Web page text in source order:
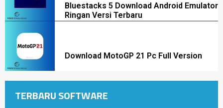
Bluestacks 5 Download Android Emulator
Ringan Versi Terbaru
Download MotoGP 21 Pc Full Version
TERBARU SOFTWARE